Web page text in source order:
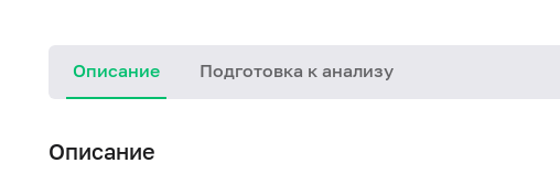
Описание Подготовка к анализу
Описание